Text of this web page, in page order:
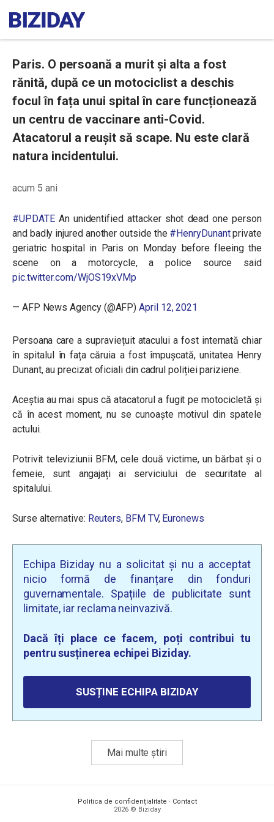
Paris. O persoană a murit și alta a fost
rănită, după ce un motociclist a deschis
focul în fața unui spital în care funcționează
un centru de vaccinare anti-Covid.
Atacatorul a reușit să scape. Nu este clară
natura incidentului.
acum 5 ani
#UPDATEAn unidentified attacker shot dead one person
and badly injured another outside the #HenryDunantprivate
geriatric hospital in Paris on Monday before fleeing the
scene on a motorcycle, a police source said
pic.twitter.com/WjOS19xVMp
— AFP News Agency (@AFP)April 12, 2021
Persoana care a supraviețuit atacului a fost internată chiar
în spitalul în fața căruia a fost împușcată, unitatea Henry
Dunant, au precizat oficiali din cadrul poliției pariziene.
Aceștia au mai spus că atacatorul a fugit pe motocicletă și
că în acest moment, nu se cunoaște motivul din spatele
actului.
Potrivit televiziunii BFM, cele două victime, un bărbat și o
femeie, sunt angajați ai serviciului de securitate al
spitalului.
Surse alternative: Reuters, BFM TV, Euronews
Echipa Biziday nu a solicitat și nu a acceptat
nicio formă de finanțare din fonduri
guvernamentale. Spațiile de publicitate sunt
limitate, iar reclama neinvazivă.
Dacă îți place ce facem, poți contribui tu
pentru susținerea echipei Biziday.
SUSȚINE ECHIPA BIZIDAY
Mai multe știri
Politica de confidențialitate · Contact
2026 © Biziday